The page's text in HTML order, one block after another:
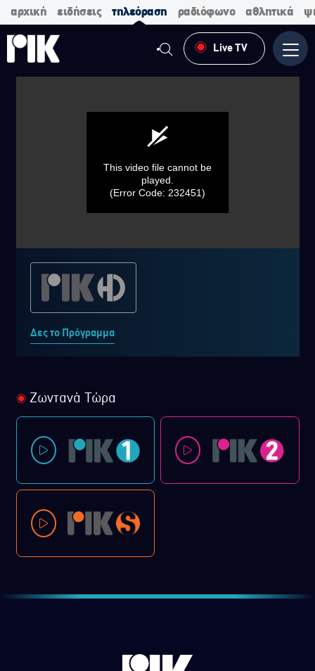
αρχική ειδήσεις τηλεόραση ραδιόφωνο αθλητικά
Live TV
seconds
seconds
This video file cannot be
played.
(Error Code: 232451)
Δες το Πρόγραμμα
Ζωντανά Τώρα